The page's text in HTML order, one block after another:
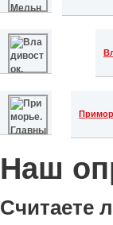
Наш
Считаете